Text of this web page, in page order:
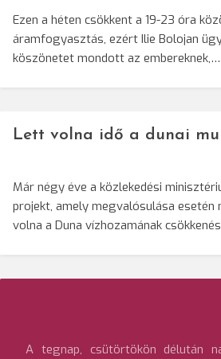
Ezen a héten csökkent a 19-23 óra
áramfogyasztás, ezért Ilie Bolojan
köszönetet mondott az embereknek,…
Lett volna idő a dunai
Már négy éve a közlekedési
projekt, amely megvalósulása esetén
volna a Duna vízhozamának
A tegnap, csütörtökön délután